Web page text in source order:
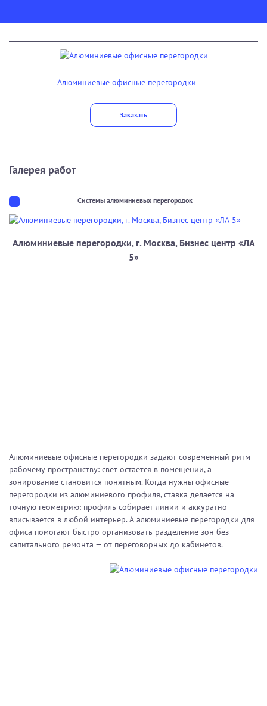
Алюминиевые офисные перегородки
Заказать
Галерея работ
Системы алюминиевых перегородок
Алюминиевые перегородки, г. Москва, Бизнес центр «ЛА
5»
Алюминиевые офисные перегородки задают современный ритм
рабочему пространству: свет остаётся в помещении, а
зонирование становится понятным. Когда нужны офисные
перегородки из алюминиевого профиля, ставка делается на
точную геометрию: профиль собирает линии и аккуратно
вписывается в любой интерьер. А алюминиевые перегородки для
офиса помогают быстро организовать разделение зон без
капитального ремонта — от переговорных до кабинетов.